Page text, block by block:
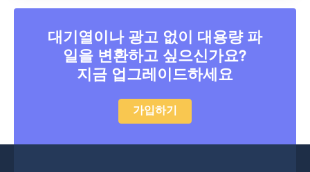
대기열이나 광고 없이 대용량 파
일을 변환하고 싶으신가요?
지금 업그레이드하세요
가입하기